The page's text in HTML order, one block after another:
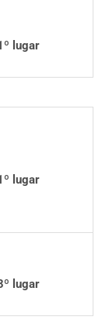
º lugar
º lugar
º lugar